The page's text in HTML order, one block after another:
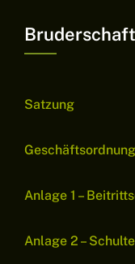
Bruderschaft
Satzung
Geschäftsordnung
Anlage 1 –
Anlage 2 –